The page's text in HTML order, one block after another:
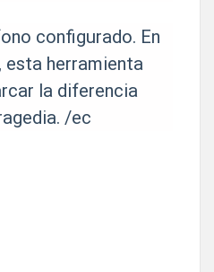
configurado. En
esta herramienta
la diferencia
/ec